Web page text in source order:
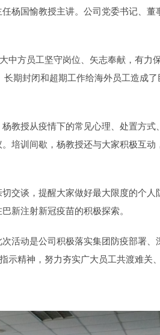
杨国愉教授主讲。公司党委书记、董
中方员工坚守岗位、矢志奉献，有力
期封闭和超期工作给海外员工造成
教授从疫情下的常见心理、处置方式
培训间歇，杨教授还与大家积极互动
交谈，提醒大家做好最大限度的个人
新注射新冠疫苗的积极探索。
活动是公司积极落实集团防疫部署、
示精神，努力夯实广大员工共渡难关